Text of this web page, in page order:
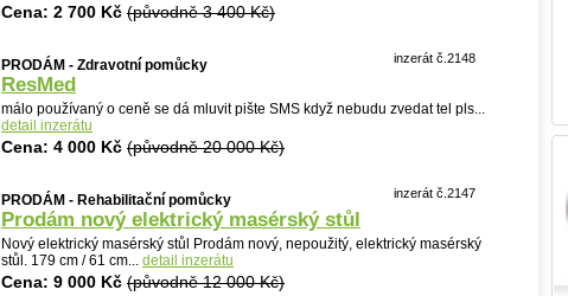
Cena: 2 700 Kč (původně 3 400 Kč)
inzerát č.2148
PRODÁM - Zdravotní pomůcky
ResMed
málo používaný o ceně se dá mluvit pište SMS když nebudu zvedat tel pls...
detail inzerátu
Cena: 4 000 Kč (původně 20 000 Kč)
inzerát č.2147
PRODÁM - Rehabilitační pomůcky
Prodám nový elektrický masérský stůl
Nový elektrický masérský stůl Prodám nový, nepoužitý, elektrický masérský
stůl. 179 cm / 61 cm... detail inzerátu
Cena: 9 000 Kč (původně 12 000 Kč)